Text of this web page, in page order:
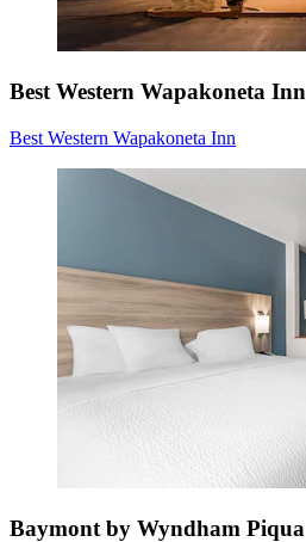
Best Western Wapakoneta Inn
Best Western Wapakoneta Inn
Baymont by Wyndham Piqua